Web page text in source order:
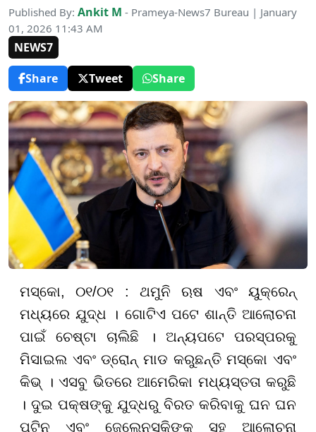
Published By: Ankit M - Prameya-News7 Bureau | January
01, 2026 11:43 AM
NEWS7
Share
Tweet Share
ମସ୍କୋ, ୦୧/୦୧ : ଥମୁନି ଋଷ ଏବଂ ୟୁକ୍ରେନ୍
ମଧ୍ୟରେ ଯୁଦ୍ଧ । ଗୋଟିଏ ପଟେ ଶାନ୍ତି ଆଲୋଚନା
ପାଇଁ ଚେଷ୍ଟା ଚାଲିଛି । ଅନ୍ୟପଟେ ପରସ୍ପରକୁ
ମିସାଇଲ ଏବଂ ଡ୍ରୋନ୍ ମାଡ କରୁଛନ୍ତି ମସ୍କୋ ଏବଂ
କିଭ୍ । ଏସବୁ ଭିତରେ ଆମେରିକା ମଧ୍ୟସ୍ତତା କରୁଛି
। ଦୁଇ ପକ୍ଷଙ୍କୁ ଯୁଦ୍ଧରୁ ବିରତ କରିବାକୁ ଘନ ଘନ
ପୁଟିନ ଏବଂ ଜେଲେନସ୍କିଙ୍କ ସହ ଆଲୋଚନା